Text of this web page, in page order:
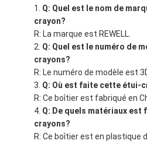
Q: Quel est le nom de
crayon?
R: La marque est REWELL.
Q: Quel est le numéro de
crayons?
R: Le numéro de modèle est
Q: Où est faite cette étui-
R: Ce boîtier est fabriqué en
Q: De quels matériaux
crayons?
R: Ce boîtier est en plastique